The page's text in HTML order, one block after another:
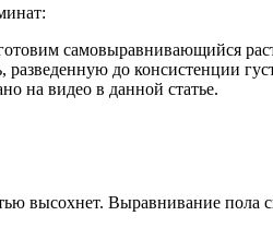
самовыравнивающийся
до консистенции
на видео в данной статье.
высохнет. Выравнивание